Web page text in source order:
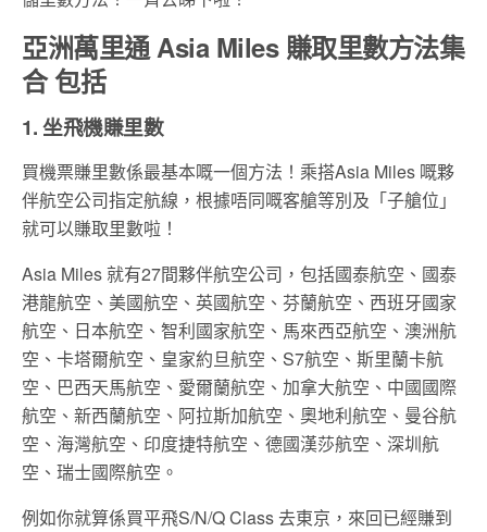
亞洲萬里通 Asia Miles 賺取里數方法集
合 包括
1. 坐飛機賺里數
買機票賺里數係最基本嘅一個方法！乘搭Asia Miles 嘅夥
伴航空公司指定航線，根據唔同嘅客艙等別及「子艙位」
就可以賺取里數啦！
Asia Miles 就有27間夥伴航空公司，包括國泰航空、國泰
港龍航空、美國航空、英國航空、芬蘭航空、西班牙國家
航空、日本航空、智利國家航空、馬來西亞航空、澳洲航
空、卡塔爾航空、皇家約旦航空、S7航空、斯里蘭卡航
空、巴西天馬航空、愛爾蘭航空、加拿大航空、中國國際
航空、新西蘭航空、阿拉斯加航空、奧地利航空、曼谷航
空、海灣航空、印度捷特航空、德國漢莎航空、深圳航
空、瑞士國際航空。
例如你就算係買平飛S/N/Q Class 去東京，來回已經賺到